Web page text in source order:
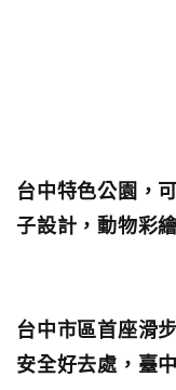
台中特色公園，
子設計，動物彩
台中市區首座滑
安全好去處，臺